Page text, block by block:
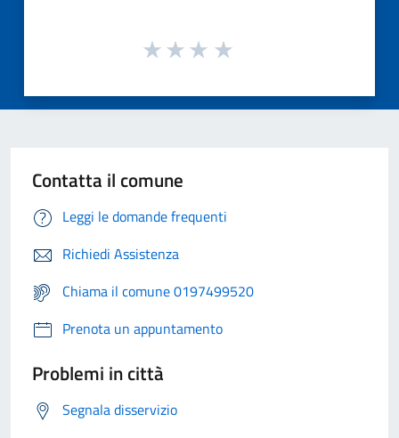
Contatta il comune
Leggi le domande frequenti
Richiedi Assistenza
Chiama il comune 0197499520
Prenota un appuntamento
Problemi in città
Segnala disservizio